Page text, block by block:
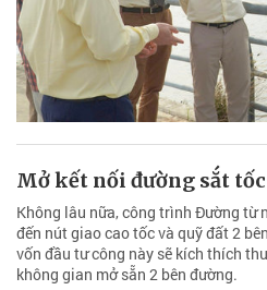
Mở kết nối đường sắt tốc
Không lâu nữa, công trình Đường từ
đến nút giao cao tốc và quỹ đất 2
vốn đầu tư công này sẽ kích thích
không gian mở sẵn 2 bên đường.